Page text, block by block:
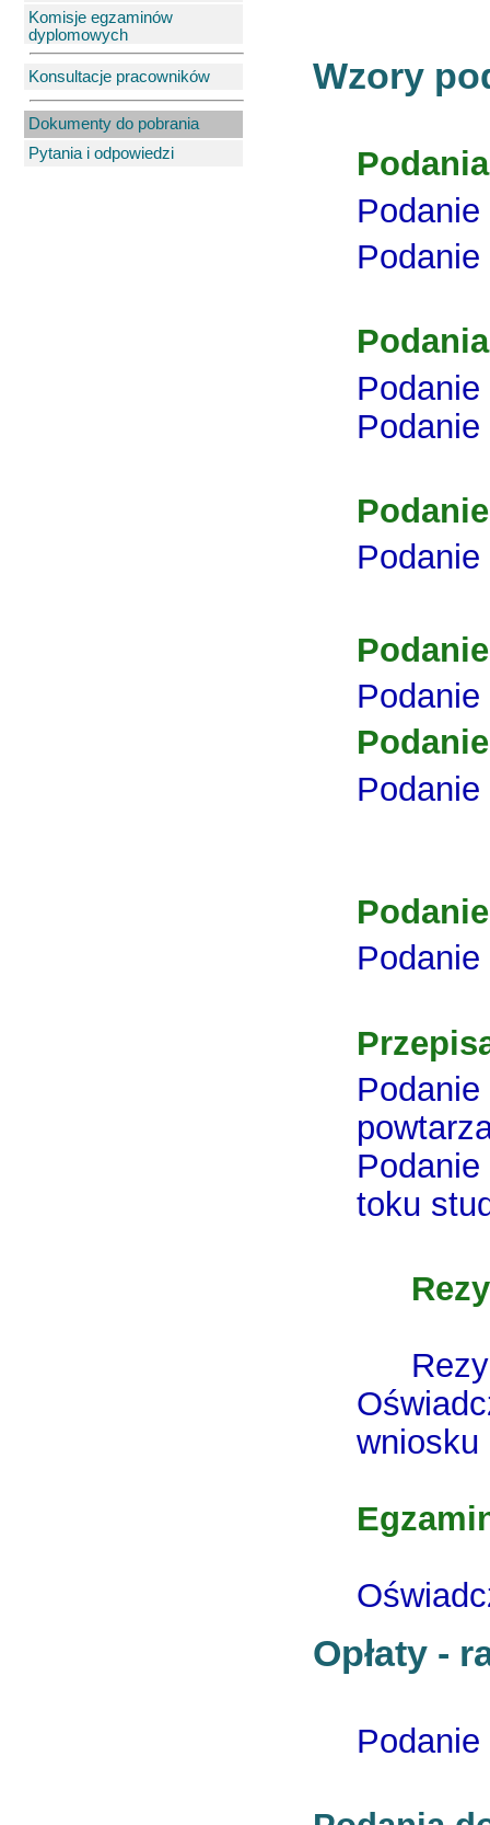
Komisje egzaminów
dyplomowych
Konsultacje pracowników
Dokumenty do pobrania
Pytania i odpowiedzi
Wzory
toku
wniosku
Opłaty -
Podanie